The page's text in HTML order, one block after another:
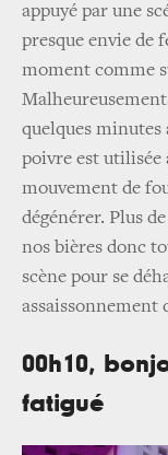
appuyé par une
presque envie de
moment comme
quelques minutes
poivre est utilisée
mouvement de
dégénérer. Plus
nos bières donc
scène pour se
assaissonnement
00h10,
fatigué